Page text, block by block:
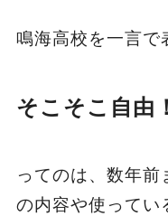
鳴海高校を一言で
そこそこ自由
ってのは、数年
の内容や使ってい